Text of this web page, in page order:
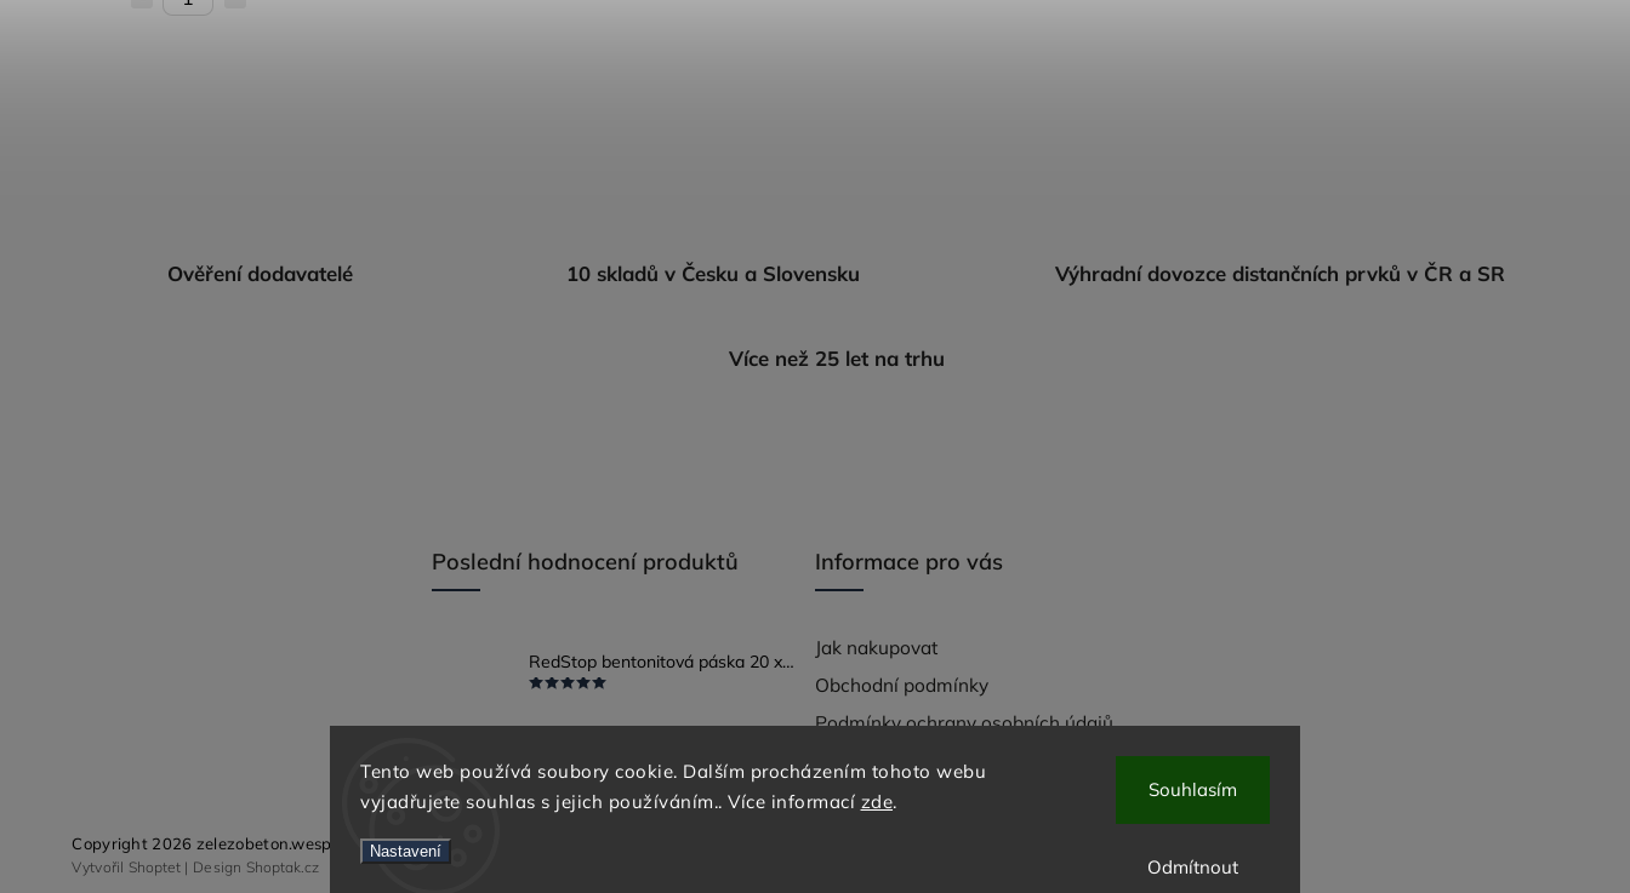
Tento web používá soubory cookie. Dalším procházením tohoto webu
vyjadřujete souhlas s jejich používáním.. Více informací zde.
Nastavení
Odmítnout
Souhlasím
Ověření dodavatelé 10 skladů v Česku a Slovensku Výhradní dovozce distančních prvků v ČR a SR
Více než 25 let na trhu
Poslední hodnocení produktů
RedStop bentonitová páska 20 x 25
Informace pro vás
Jak nakupovat
Obchodní podmínky
Podmínky ochrany osobních údajů
Copyright 2026 zelezobeton.wespo.cz. Všechna práva vyhrazena.
Vytvořil Shoptet | Design Shoptak.cz